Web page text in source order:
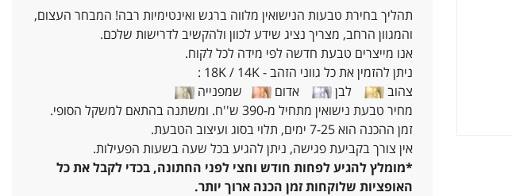
תהליך בחירת טבעות הנישואין מלווה ברגש ואינטימיות רבה! המבחר העצום,
והמגוון הרחב, מצריך נציג שידע לכוון ולהקשיב לדרישות שלכם.
אנו מייצרים טבעת חדשה לפי מידה לכל לקוח.
ניתן להזמין את כל גווני הזהב - 18K / 14K :
צהוב
לבן אדום
שמפנייה
מחיר טבעת נישואין מתחיל מ-390 ש''ח. ומשתנה בהתאם למשקל הסופי.
זמן ההכנה הוא 7-25 ימים, תלוי בסוג ועיצוב הטבעת.
אין צורך בקביעת פגישה, ניתן להגיע בכל שעה בשעות הפעילות.
*מומלץ להגיע לפחות חודש וחצי לפני החתונה, בכדי לקבל את כל
האופציות שלוקחות זמן הכנה ארוך יותר.